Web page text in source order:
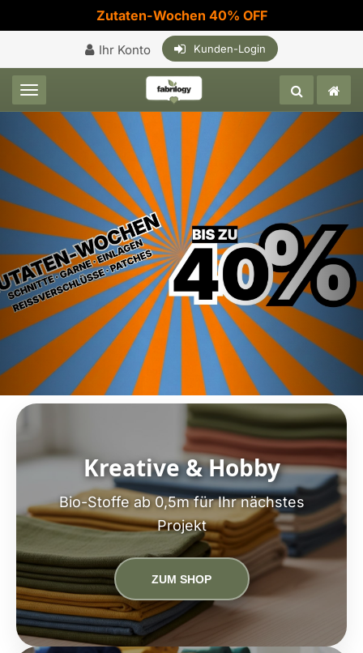
Zutaten-Wochen 40% OFF
Ihr Konto Kunden-Login
Toggle navigation
Kreative & Hobby
Bio-Stoffe ab 0,5m für Ihr nächstes
Projekt
ZUM SHOP